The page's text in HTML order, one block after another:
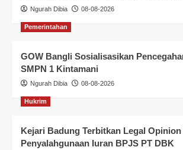
Ngurah Dibia 08-08-2026
Pemerintahan
GOW Bangli Sosialisasikan
SMPN 1 Kintamani
Ngurah Dibia 08-08-2026
Hukrim
Kejari Badung Terbitkan Legal Opinion
Penyalahgunaan Iuran BPJS PT DBK